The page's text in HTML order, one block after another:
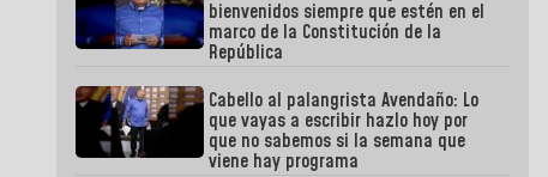
bienvenidos siempre que estén en el
marco de la Constitución de la
República
Cabello al palangrista Avendaño: Lo
que vayas a escribir hazlo hoy por
que no sabemos si la semana que
viene hay programa